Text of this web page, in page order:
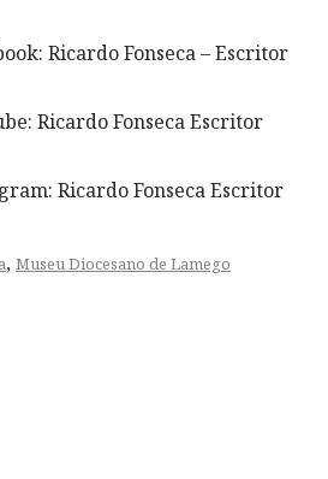
Ricardo Fonseca – Escritor
Ricardo Fonseca Escritor
Ricardo Fonseca Escritor
, Museu Diocesano de Lamego